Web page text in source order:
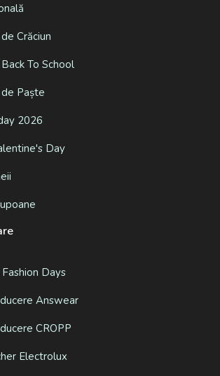
Crăciun
To School
Paște
2026
Day
Days
Answear
CROPP
Electrolux